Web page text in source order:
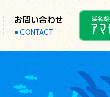
お問い合わせ
CONTACT